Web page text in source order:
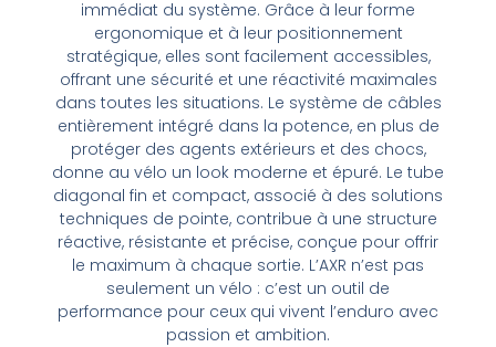
immédiat du système. Grâce à leur forme
ergonomique et à leur positionnement
stratégique, elles sont facilement accessibles,
offrant une sécurité et une réactivité maximales
dans toutes les situations. Le système de câbles
entièrement intégré dans la potence, en plus de
protéger des agents extérieurs et des chocs,
donne au vélo un look moderne et épuré. Le tube
diagonal fin et compact, associé à des solutions
techniques de pointe, contribue à une structure
réactive, résistante et précise, conçue pour offrir
le maximum à chaque sortie. L’AXR n’est pas
seulement un vélo : c’est un outil de
performance pour ceux qui vivent l’enduro avec
passion et ambition.